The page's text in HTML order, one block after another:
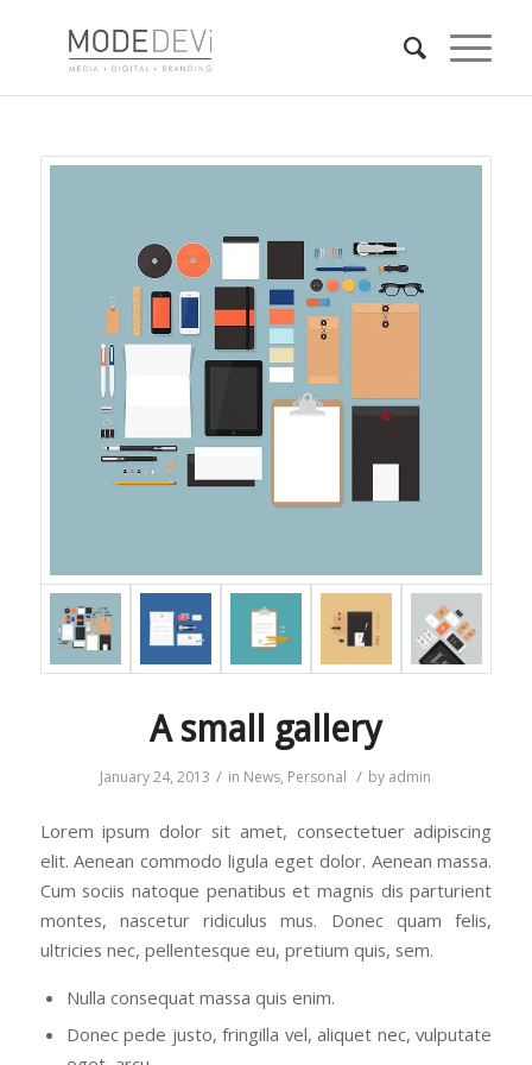
A small gallery
January 24, 2013 / in News, Personal / by admin
Lorem ipsum dolor sit amet, consectetuer adipiscing
elit. Aenean commodo ligula eget dolor. Aenean massa.
Cum sociis natoque penatibus et magnis dis parturient
montes, nascetur ridiculus mus. Donec quam felis,
ultricies nec, pellentesque eu, pretium quis, sem.
Nulla consequat massa quis enim.
Donec pede justo, fringilla vel, aliquet nec, vulputate